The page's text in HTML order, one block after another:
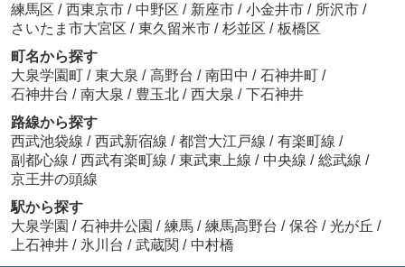
練馬区 / 西東京市 / 中野区 / 新座市 / 小金井市 / 所沢市 /
さいたま市大宮区 / 東久留米市 / 杉並区 / 板橋区
町名から探す
大泉学園町 / 東大泉 / 高野台 / 南田中 / 石神井町 /
石神井台 / 南大泉 / 豊玉北 / 西大泉 / 下石神井
路線から探す
西武池袋線 / 西武新宿線 / 都営大江戸線 / 有楽町線 /
副都心線 / 西武有楽町線 / 東武東上線 / 中央線 / 総武線 /
京王井の頭線
駅から探す
大泉学園 / 石神井公園 / 練馬 / 練馬高野台 / 保谷 / 光が丘 /
上石神井 / 氷川台 / 武蔵関 / 中村橋